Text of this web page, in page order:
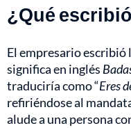
¿Qué
El empresario escribió
significa en inglés
traduciría como “Eres
refiriéndose al
alude a una persona